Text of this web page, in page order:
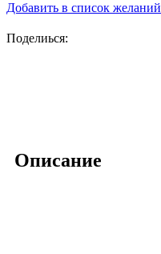
Добавить в список желаний
Поделиься:
Описание